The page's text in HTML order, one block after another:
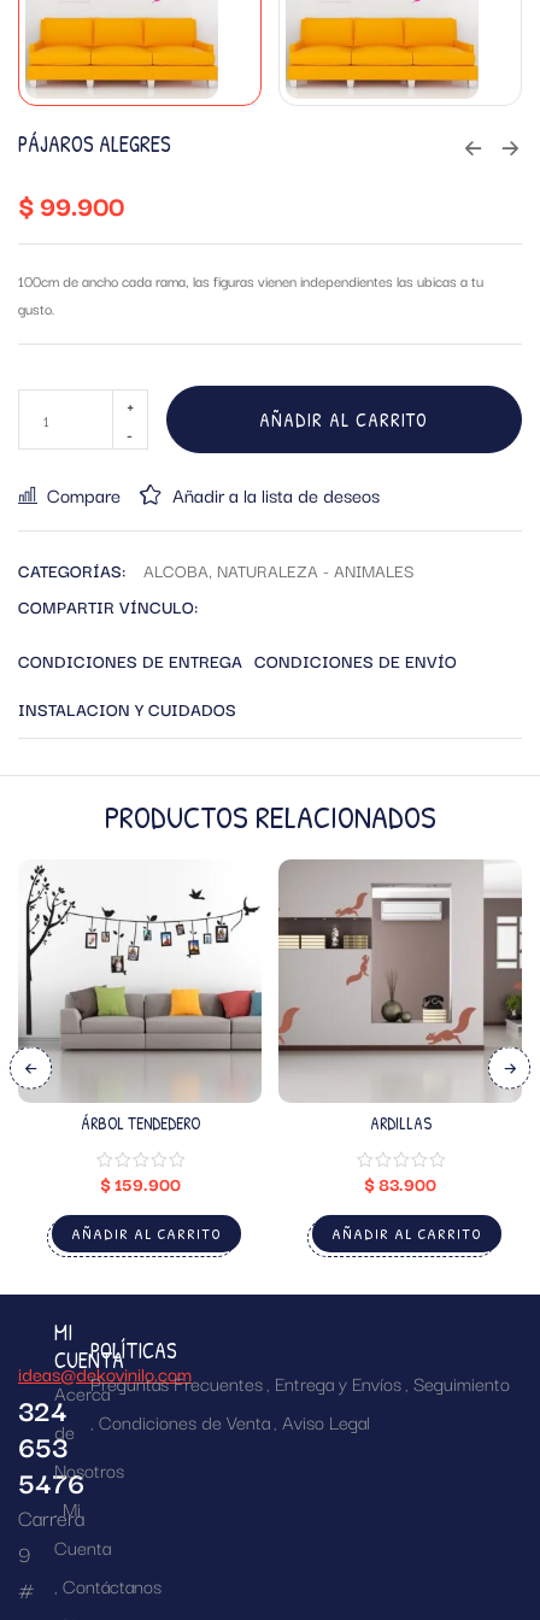
PÁJAROS ALEGRES
$99.900
100cm de ancho cada rama, las figuras vienen independientes las ubicas a tu
gusto.
AÑADIR AL CARRITO
Compare Añadir a la lista de deseos
CATEGORÍAS: ALCOBA, NATURALEZA - ANIMALES
COMPARTIR VÍNCULO:
CONDICIONES DE ENTREGA CONDICIONES DE ENVÍO
INSTALACION Y CUIDADOS
PRODUCTOS RELACIONADOS
ÁRBOL TENDEDERO
$159.900
AÑADIR AL CARRITO
ARDILLAS
$83.900
AÑADIR AL CARRITO
ideas@dekovinilo.com
324
653
5476
Carrera
9
#
MI
CUENTA
Acerca
de
Nosotros
Mi
Cuenta
Contáctanos
POLÍTICAS
Preguntas Frecuentes Entrega y Envíos Seguimiento
Condiciones de Venta Aviso Legal